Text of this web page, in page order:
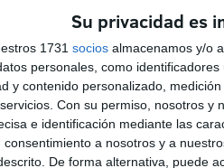
Su privacidad es
1731 socios almacenamos y/o
personales, como
y contenido personalizado,
Con su permiso, nosotros y
e identificación mediante las
consentimiento a nosotros y a
De forma alternativa, puede
septiembre de 2018 que